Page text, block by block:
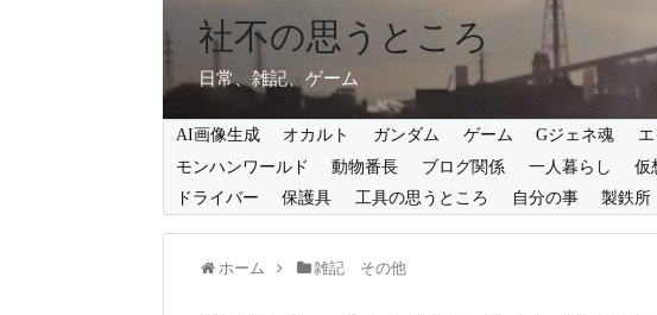
社不の思うところ
日常、雑記、ゲーム
AI画像生成 オカルト ガンダム ゲーム Gジェネ魂
モンハンワールド
動物番長 ブログ関係 一人暮らし 仮
ドライバー
保護具 工具の思うところ 自分の事 製鉄所
ホーム 雑記 その他